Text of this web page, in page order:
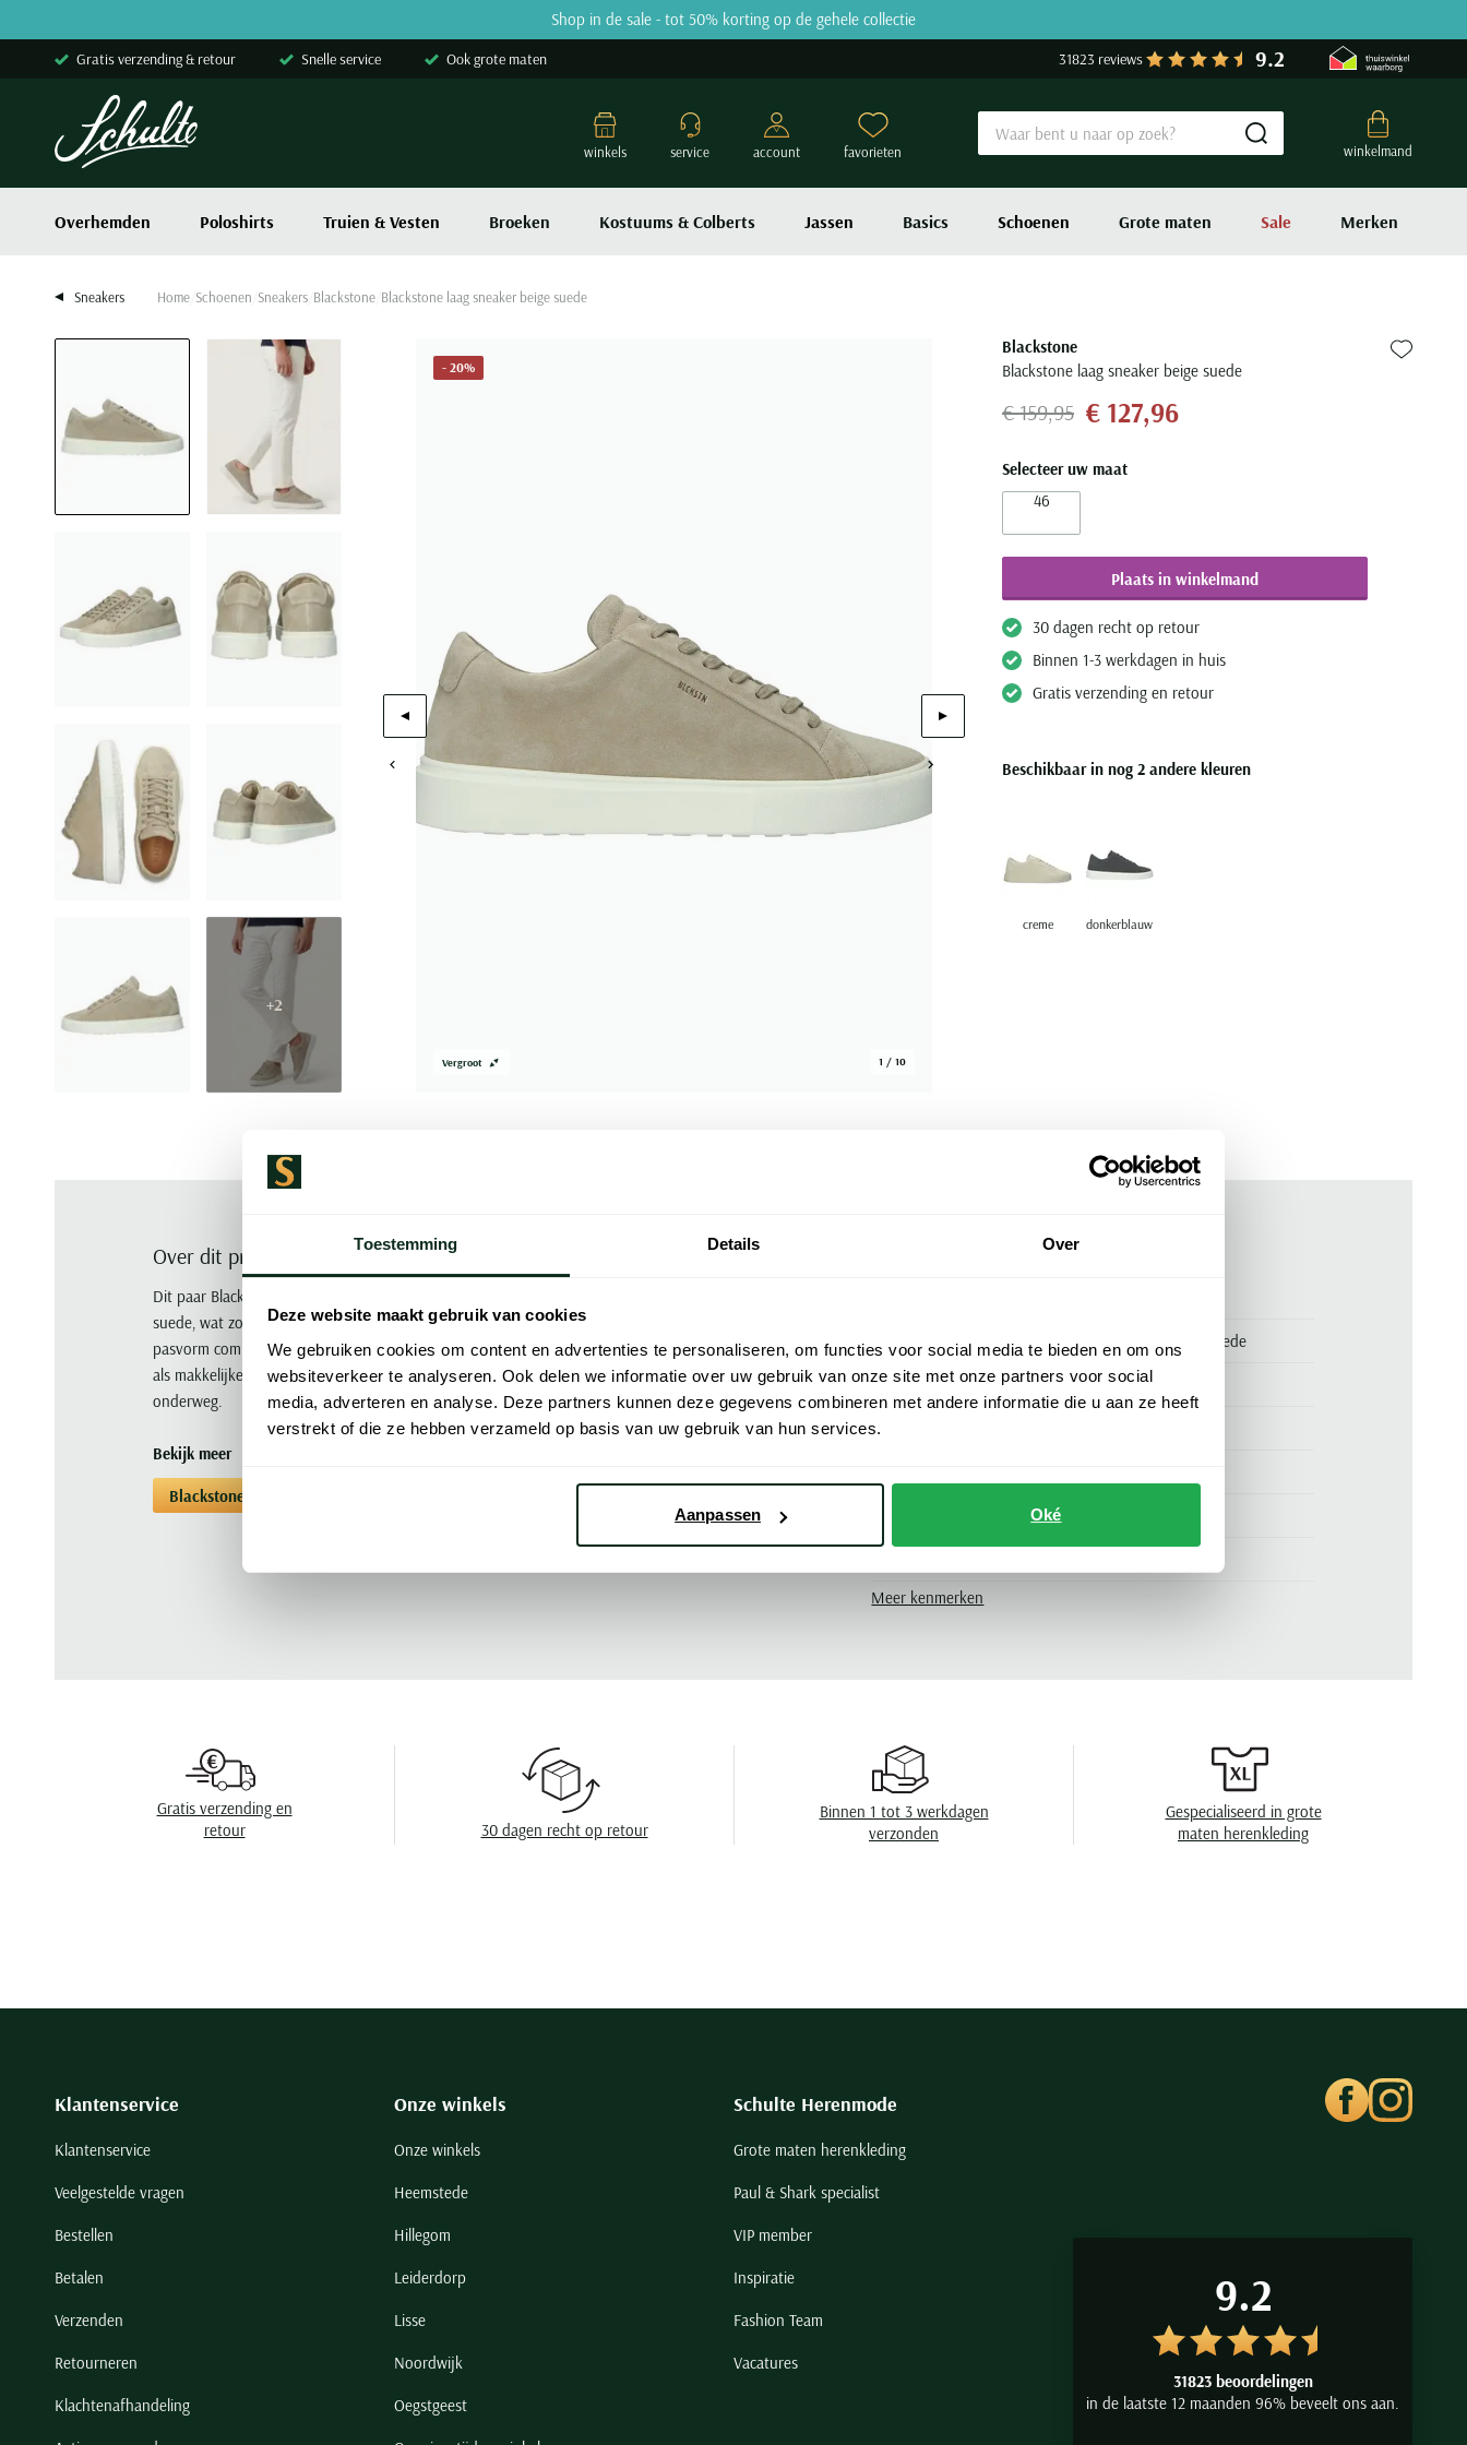
Toestemming Details Over
Deze website maakt gebruik van cookies
We gebruiken cookies om content en advertenties te personaliseren, om functies voor social media te bieden en om ons
websiteverkeer te analyseren. Ook delen we informatie over uw gebruik van onze site met onze partners voor social
media, adverteren en analyse. Deze partners kunnen deze gegevens combineren met andere informatie die u aan ze heeft
verstrekt of die ze hebben verzameld op basis van uw gebruik van hun services.
Aanpassen Oké
Shop in de sale - tot 50% korting op de gehele collectie
Gratis verzending & retour Snelle service Ook grote maten 31823 reviews 9.2
winkelmand
Submit search
Overhemden Poloshirts Truien & Vesten Broeken Kostuums & Colberts Jassen Basics Schoenen Grote maten Sale Merken
winkels service account favorieten
Sneakers Home Schoenen Sneakers Blackstone Blackstone laag sneaker beige suede
Vergroot 1 / 10
- 20%
+2
Blackstone
Blackstone laag sneaker beige suede
Zet bij
€ 159,95 € 127,96
Selecteer uw maat
46
Plaats in winkelmand
30 dagen recht op retour
Binnen 1-3 werkdagen in huis
Gratis verzending en retour
Beschikbaar in nog 2 andere kleuren
creme donkerblauw
Over dit product
Dit paar Blackstone sneakers is beige, effen en laag uitgevoerd. Deze schoen is gemaakt van
suede, wat zorgt voor een duidelijke, uniforme uitstraling. Door het lage model blijft de
pasvorm compact en makkelijk te combineren met verschillende broeken. Dit paar is bedoeld
als makkelijke keuze wanneer je snel de deur uit wilt voor een dag in de stad of een afspraak
onderweg.
Bekijk meer
Blackstone
Blackstone laag sneaker beige suede
Merk Blackstone
Materiaal
CG119-LPEP
Design
Meer kenmerken
Gratis verzending en
retour
30 dagen recht op retour
Binnen 1 tot 3 werkdagen
verzonden
Gespecialiseerd in grote
maten herenkleding
Klantenservice
Klantenservice
Veelgestelde vragen
Bestellen
Betalen
Verzenden
Retourneren
Klachtenafhandeling
Onze winkels
Onze winkels
Heemstede
Hillegom
Leiderdorp
Lisse
Noordwijk
Oegstgeest
Schulte Herenmode
Grote maten herenkleding
Paul & Shark specialist
VIP member
Inspiratie
Fashion Team
Vacatures
9.2
31823 beoordelingen
in de laatste 12 maanden 96% beveelt ons aan.